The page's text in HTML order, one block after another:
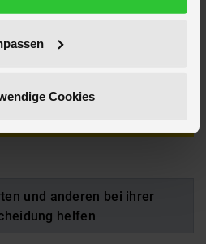
Cookies
Mica Living
B 50415
oder passendes hierzu unter
und anderen bei ihrer
helfen